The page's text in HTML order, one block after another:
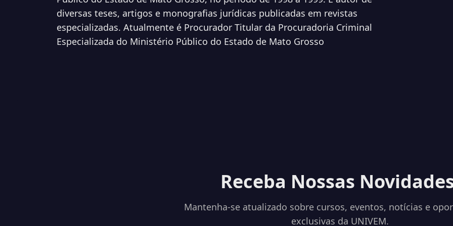
diversas teses, artigos e monografias jurídicas publicadas em revistas
especializadas. Atualmente é Procurador Titular da Procuradoria Criminal
Especializada do Ministério Público do Estado de Mato Grosso
Receba Nossas
Mantenha-se atualizado sobre cursos, eventos, notícias e
exclusivas da UNIVEM.